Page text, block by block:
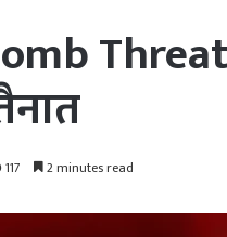
117 2 minutes read